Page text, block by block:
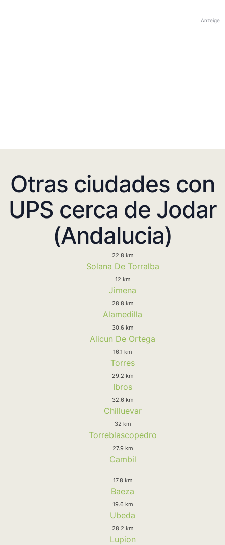
Anzeige
Otras ciudades con
UPS cerca de Jodar
(Andalucia)
22.8 km
Solana De Torralba
12 km
Jimena
28.8 km
Alamedilla
30.6 km
Alicun De Ortega
16.1 km
Torres
29.2 km
Ibros
32.6 km
Chilluevar
32 km
Torreblascopedro
27.9 km
Cambil
17.8 km
Baeza
19.6 km
Ubeda
28.2 km
Lupion